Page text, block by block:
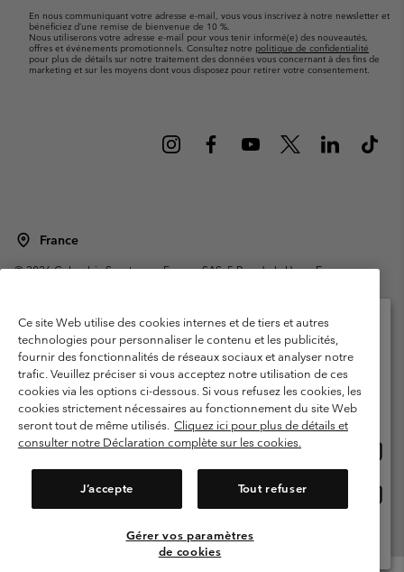
En nous communiquant votre adresse e-mail, vous vous inscrivez à notre newsletter et
bénéficiez d’une remise de bienvenue de 10 %.
Nous utiliserons votre adresse e-mail pour vous tenir informé(e) des nouveautés,
offres et événements promotionnels. Consultez notre politique de confidentialité
pour plus de détails sur notre traitement des données vous concernant à des fins de
marketing et sur les moyens dont vous disposez pour retirer votre consentement.
France
©2026Columbia Sportswear Europe SAS. 5 Rue de la Haye, Espace
Garanties Légales
Politique de confidentialité
Conditions d'utilisation - Membres
Conditions D'utilisation - Contenu généré par l'utilisateur
Impressum
Cookies
Public CBCR
Service client: Lun - Sam de 9h à 13h et de 14h à 18h
Ce site Web utilise des cookies internes et de tiers et autres
technologies pour personnaliser le contenu et les publicités,
fournir des fonctionnalités de réseaux sociaux et analyser notre
trafic. Veuillez préciser si vous acceptez notre utilisation de ces
cookies via les options ci-dessous. Si vous refusez les cookies, les
cookies strictement nécessaires au fonctionnement du site Web
seront tout de même utilisés. Cliquez ici pour plus de détails et
consulter notre Déclaration complète sur les cookies.
J’accepte Tout refuser
Gérer vos paramètres
de cookies
Veuillez sélectionner votre pays d’expédition et
votre langue
Achats en ligne disponibles
United States
ligne
France
Voir Tous Les Pays